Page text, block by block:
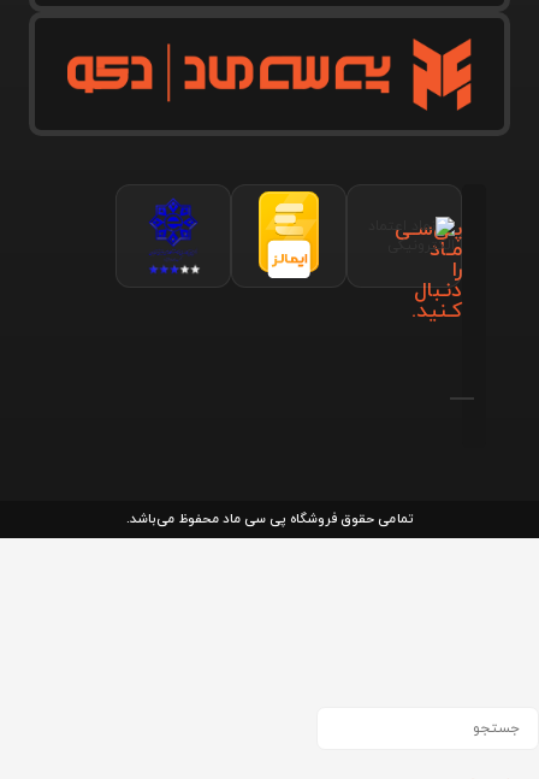
پـی‌سـی
مـاد
را
دنـبال
کـنید.
تمامی حقوق فروشگاه پی سی ماد محفوظ می‌باشد.